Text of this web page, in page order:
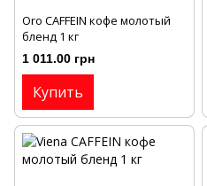
Oro CAFFEIN кофе молотый
бленд 1 кг
1 011.00 грн
Купить